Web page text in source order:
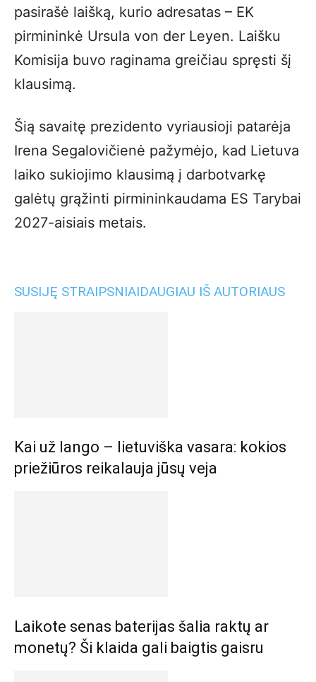
pasirašė laišką, kurio adresatas – EK
pirmininkė Ursula von der Leyen. Laišku
Komisija buvo raginama greičiau spręsti šį
klausimą.
Šią savaitę prezidento vyriausioji patarėja
Irena Segalovičienė pažymėjo, kad Lietuva
laiko sukiojimo klausimą į darbotvarkę
galėtų grąžinti pirmininkaudama ES Tarybai
2027-aisiais metais.
SUSIJĘ STRAIPSNIAIDAUGIAU IŠ AUTORIAUS
Kai už lango – lietuviška vasara: kokios
priežiūros reikalauja jūsų veja
Laikote senas baterijas šalia raktų ar
monetų? Ši klaida gali baigtis gaisru